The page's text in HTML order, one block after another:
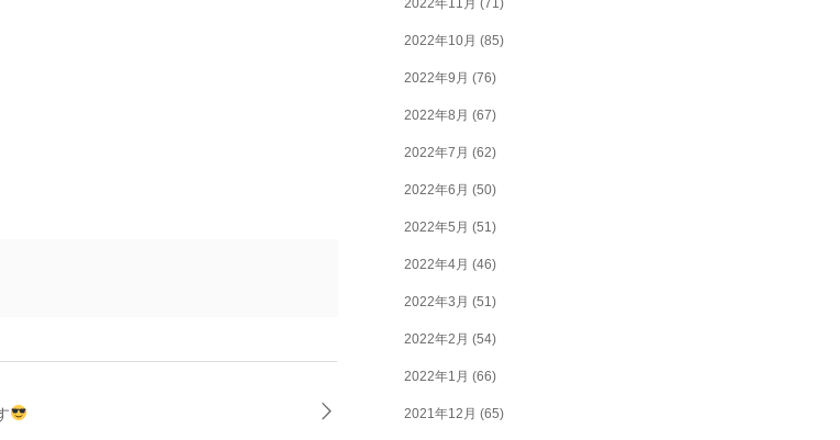
2022年10月 (85)
2022年9月 (76)
2022年8月 (67)
2022年7月 (62)
2022年6月 (50)
2022年5月 (51)
2022年4月 (46)
2022年3月 (51)
2022年2月 (54)
2022年1月 (66)
2021年12月 (65)